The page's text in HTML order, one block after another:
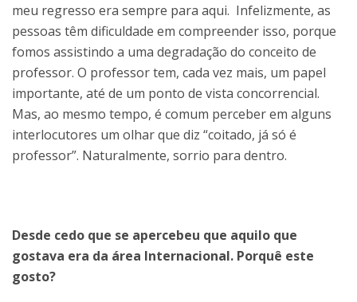
meu regresso era sempre para aqui. Infelizmente, as
pessoas têm dificuldade em compreender isso, porque
fomos assistindo a uma degradação do conceito de
professor. O professor tem, cada vez mais, um papel
importante, até de um ponto de vista concorrencial.
Mas, ao mesmo tempo, é comum perceber em alguns
interlocutores um olhar que diz “coitado, já só é
professor”. Naturalmente, sorrio para dentro.
Desde cedo que se apercebeu que aquilo que
gostava era da área Internacional. Porquê este
gosto?